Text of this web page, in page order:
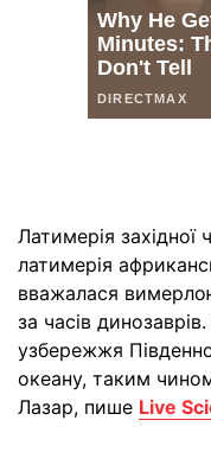
Латимерія західної
латимерія
вважалася
за часів
узбережжя
океану, таким
Лазар, пише Live